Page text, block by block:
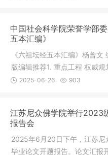
中国社会科学院荣誉学部
五本汇编》
《六祖坛经五本汇编》杨曾
版编辑推荐1. 重点工程 权威
物出版
2025-06-26 903
江苏尼众佛学院举行2023
报告会
2025年6月20日下午，江苏
毕业论文开题报告。论文汇报